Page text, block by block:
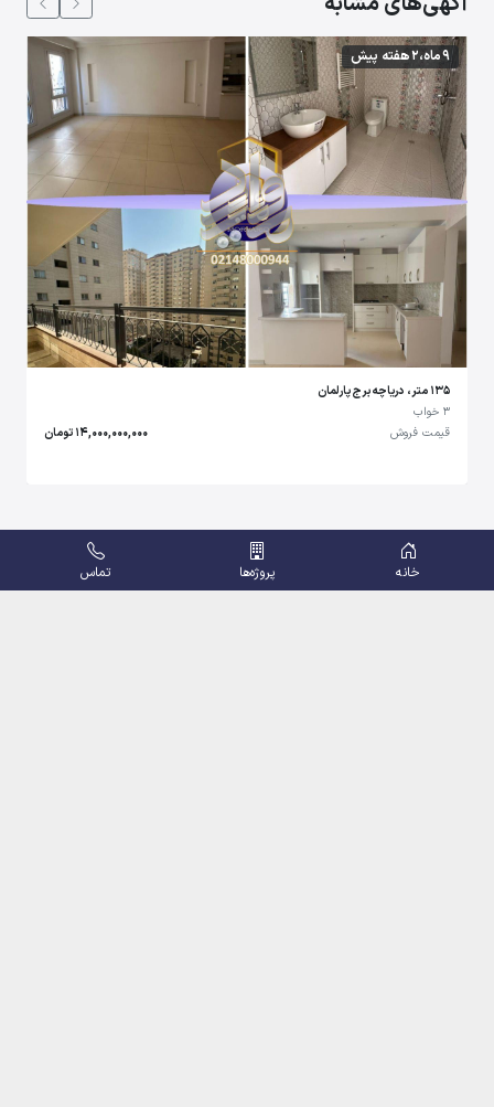
9 ماه،2 هفته پیش
135 متر، دریاچه برج پارلمان
3 خواب
قیمت فروش
14,000,000,000 تومان
خانه پروژه‌ها تماس